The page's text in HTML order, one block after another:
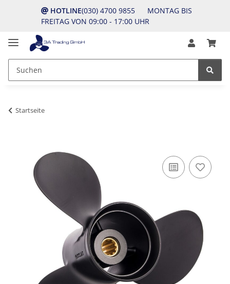
HOTLINE(030) 4700 9855 MONTAG BIS
FREITAG VON 09:00 - 17:00 UHR
Startseite